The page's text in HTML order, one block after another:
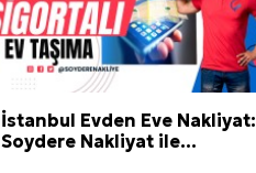
İstanbul Evden Eve Nakliyat:
Soydere Nakliyat ile...